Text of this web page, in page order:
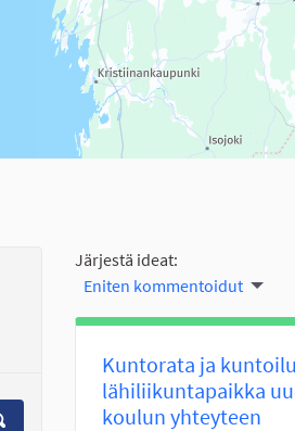
Järjestä ideat:
Eniten kommentoidut
Kuntorata ja
lähiliikuntapaikka
koulun yhteyteen